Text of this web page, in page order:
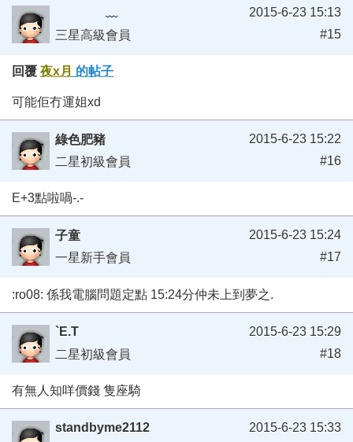
﹏
三星高級會員
2015-6-23 15:13
#15
回覆 夜x月 的帖子
可能佢冇運姐xd
綠色肥豬
二星初級會員
2015-6-23 15:22
#16
E+3點啦喎-.-
子童
一星新手會員
2015-6-23 15:24
#17
:ro08: 係我電腦問題定點 15:24分仲未上到夢之.
`E.T
二星初級會員
2015-6-23 15:29
#18
有無人知咩價錢 隻座騎
standbyme2112 2015-6-23 15:33